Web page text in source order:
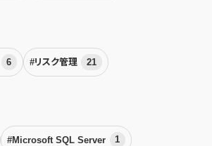
6 #リスク管理 21
#Microsoft SQL Server 1